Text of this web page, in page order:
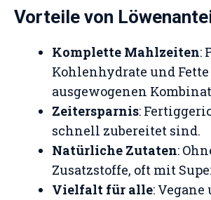
Vorteile von
Komplette Mahlzeiten:
Kohlenhydrate und
ausgewogenen
Zeitersparnis:
schnell zubereitet sind.
Natürliche Zutaten:
Zusatzstoffe, oft mit
Vielfalt für alle: Vegane